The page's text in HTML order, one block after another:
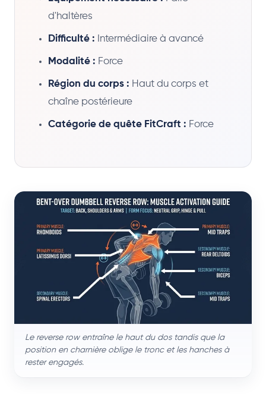
d'haltères
Difficulté : Intermédiaire à avancé
Modalité : Force
Région du corps : Haut du corps et
chaîne postérieure
Catégorie de quête FitCraft : Force
Le reverse row entraîne le haut du dos tandis que la
position en charnière oblige le tronc et les hanches à
rester engagés.